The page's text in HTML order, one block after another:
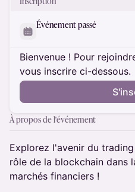
Événement passé
Bienvenue ! Pour
vous inscrire ci-dessous.
À propos de l'événement
Explorez l'avenir du
rôle de la blockchain dans
marchés financiers !